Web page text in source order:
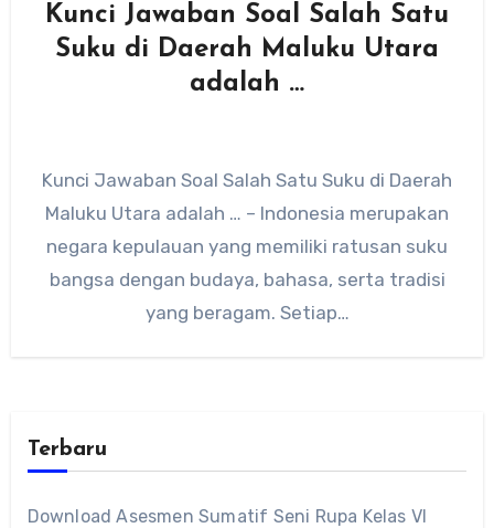
Kunci Jawaban Soal Salah Satu
Suku di Daerah Maluku Utara
adalah …
Kunci Jawaban Soal Salah Satu Suku di Daerah
Maluku Utara adalah … – Indonesia merupakan
negara kepulauan yang memiliki ratusan suku
bangsa dengan budaya, bahasa, serta tradisi
yang beragam. Setiap…
Terbaru
Download Asesmen Sumatif Seni Rupa Kelas VI